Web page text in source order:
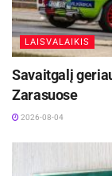
LAISVALAIKIS
Savaitgalį
Zarasuose
2026-08-04